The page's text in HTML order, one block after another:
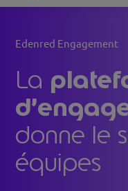
La
donne le
équipes
Edenred Engagement